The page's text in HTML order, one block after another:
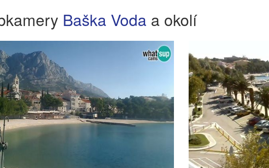
Baška Voda a okolí